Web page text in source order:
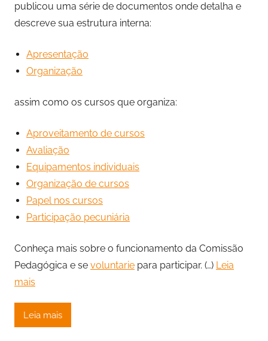
publicou uma série de documentos onde detalha e
descreve sua estrutura interna:
Apresentação
Organização
assim como os cursos que organiza:
Aproveitamento de cursos
Avaliação
Equipamentos individuais
Organização de cursos
Papel nos cursos
Participação pecuniária
Conheça mais sobre o funcionamento da Comissão
Pedagógica e se voluntarie para participar. (…) Leia
mais
Leia mais